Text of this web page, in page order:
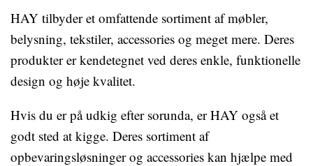
HAY tilbyder et omfattende sortiment af møbler,
belysning, tekstiler, accessories og meget mere. Deres
produkter er kendetegnet ved deres enkle, funktionelle
design og høje kvalitet.
Hvis du er på udkig efter sorunda, er HAY også et
godt sted at kigge. Deres sortiment af
opbevaringsløsninger og accessories kan hjælpe med